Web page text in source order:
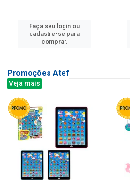
Faça seu login ou
cadastre-se para
comprar.
Promoções Atef
Veja mais